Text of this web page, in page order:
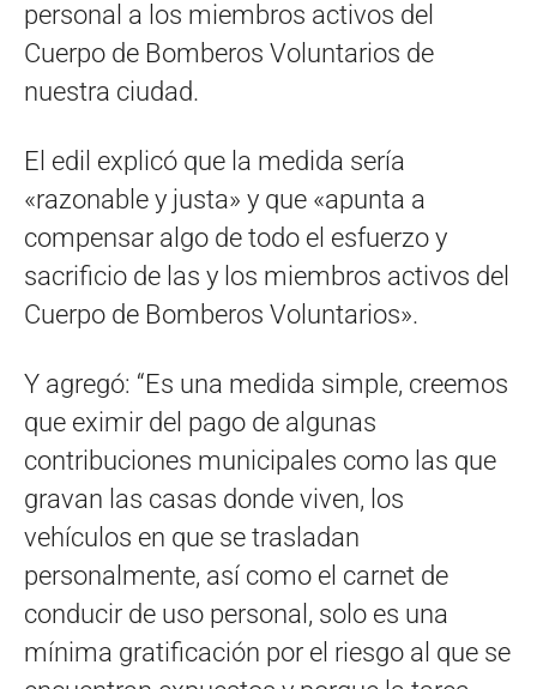
personal a los miembros activos del
Cuerpo de Bomberos Voluntarios de
nuestra ciudad.
El edil explicó que la medida sería
«razonable y justa» y que «apunta a
compensar algo de todo el esfuerzo y
sacrificio de las y los miembros activos del
Cuerpo de Bomberos Voluntarios».
Y agregó: “Es una medida simple, creemos
que eximir del pago de algunas
contribuciones municipales como las que
gravan las casas donde viven, los
vehículos en que se trasladan
personalmente, así como el carnet de
conducir de uso personal, solo es una
mínima gratificación por el riesgo al que se